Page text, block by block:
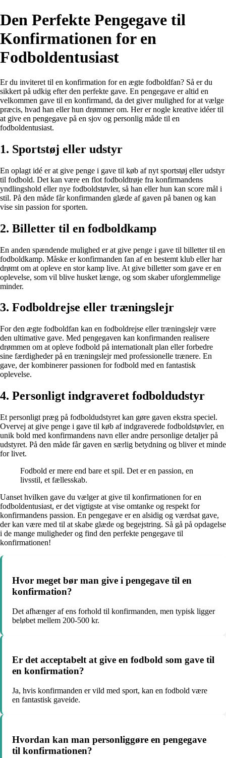
Den Perfekte Pengegave til
Konfirmationen for en
Fodboldentusiast
Er du inviteret til en konfirmation for en ægte fodboldfan? Så er du
sikkert på udkig efter den perfekte gave. En pengegave er altid en
velkommen gave til en konfirmand, da det giver mulighed for at vælge
præcis, hvad han eller hun drømmer om. Her er nogle kreative idéer til
at give en pengegave på en sjov og personlig måde til en
fodboldentusiast.
1. Sportstøj eller udstyr
En oplagt idé er at give penge i gave til køb af nyt sportstøj eller udstyr
til fodbold. Det kan være en flot fodboldtrøje fra konfirmandens
yndlingshold eller nye fodboldstøvler, så han eller hun kan score mål i
stil. På den måde får konfirmanden glæde af gaven på banen og kan
vise sin passion for sporten.
2. Billetter til en fodboldkamp
En anden spændende mulighed er at give penge i gave til billetter til en
fodboldkamp. Måske er konfirmanden fan af en bestemt klub eller har
drømt om at opleve en stor kamp live. At give billetter som gave er en
oplevelse, som vil blive husket længe, og som skaber uforglemmelige
minder.
3. Fodboldrejse eller træningslejr
For den ægte fodboldfan kan en fodboldrejse eller træningslejr være
den ultimative gave. Med pengegaven kan konfirmanden realisere
drømmen om at opleve fodbold på internationalt plan eller forbedre
sine færdigheder på en træningslejr med professionelle trænere. En
gave, der kombinerer passionen for fodbold med en fantastisk
oplevelse.
4. Personligt indgraveret fodboldudstyr
Et personligt præg på fodboldudstyret kan gøre gaven ekstra speciel.
Overvej at give penge i gave til køb af indgraverede fodboldstøvler, en
unik bold med konfirmandens navn eller andre personlige detaljer på
udstyret. På den måde får gaven en særlig betydning og bliver et minde
for livet.
Fodbold er mere end bare et spil. Det er en passion, en
livsstil, et fællesskab.
Uanset hvilken gave du vælger at give til konfirmationen for en
fodboldentusiast, er det vigtigste at vise omtanke og respekt for
konfirmandens passion. En pengegave er en alsidig og værdsat gave,
der kan være med til at skabe glæde og begejstring. Så gå på opdagelse
i de mange muligheder og find den perfekte pengegave til
konfirmationen!
Hvor meget bør man give i pengegave til en
konfirmation?
Det afhænger af ens forhold til konfirmanden, men typisk ligger
beløbet mellem 200-500 kr.
Er det acceptabelt at give en fodbold som gave til
en konfirmation?
Ja, hvis konfirmanden er vild med sport, kan en fodbold være
en fantastisk gaveide.
Hvordan kan man personliggøre en pengegave
til konfirmationen?